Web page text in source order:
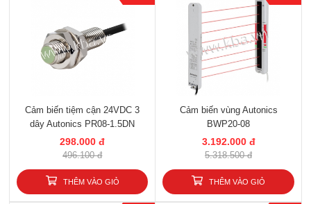
Cảm biến tiệm cận 24VDC 3
dây Autonics PR08-1.5DN
298.000 đ
496.100 đ
THÊM VÀO GIỎ
Cảm biến vùng Autonics
BWP20-08
3.192.000 đ
5.318.500 đ
THÊM VÀO GIỎ